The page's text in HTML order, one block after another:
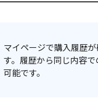
マイページで購入履歴
す。履歴から同じ内容で
可能です。